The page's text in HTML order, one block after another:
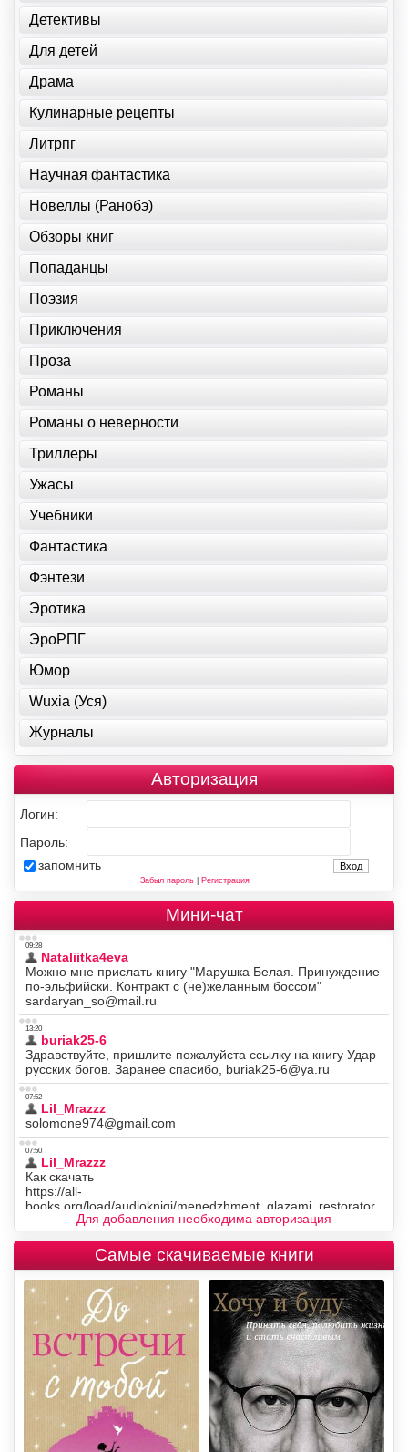
Детективы
Для детей
Драма
Кулинарные рецепты
Литрпг
Научная фантастика
Новеллы (Ранобэ)
Обзоры книг
Попаданцы
Поэзия
Приключения
Проза
Романы
Романы о неверности
Триллеры
Ужасы
Учебники
Фантастика
Фэнтези
Эротика
ЭроРПГ
Юмор
Wuxia (Уся)
Журналы
Авторизация
Логин:
Пароль:
запомнить
Забыл пароль| Регистрация
Мини-чат
Для добавления необходима авторизация
Самые скачиваемые книги